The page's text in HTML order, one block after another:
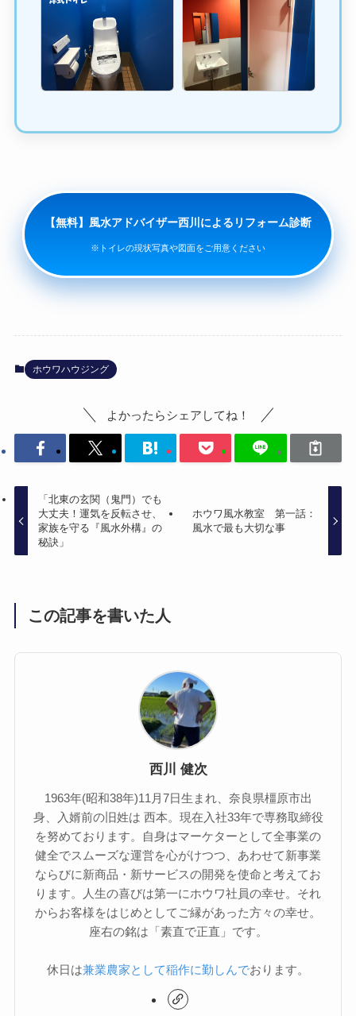
【無料】風水アドバイザー西川によるリフォーム診断
※トイレの現状写真や図面をご用意ください
ホウワハウジング
よかったらシェアしてね！
「北東の玄関（鬼門）でも
大丈夫！運気を反転させ、
家族を守る『風水外構』の
秘訣」
ホウワ風水教室 第一話：
風水で最も大切な事
この記事を書いた人
西川 健次
1963年(昭和38年)11月7日生まれ、奈良県橿原市出
身、入婿前の旧姓は 西本。現在入社33年で専務取締役
を努めております。自身はマーケターとして全事業の
健全でスムーズな運営を心がけつつ、あわせて新事業
ならびに新商品・新サービスの開発を使命と考えてお
ります。人生の喜びは第一にホウワ社員の幸せ。それ
からお客様をはじめとしてご縁があった方々の幸せ。
座右の銘は「素直で正直」です。
休日は兼業農家として稲作に勤しんでおります。